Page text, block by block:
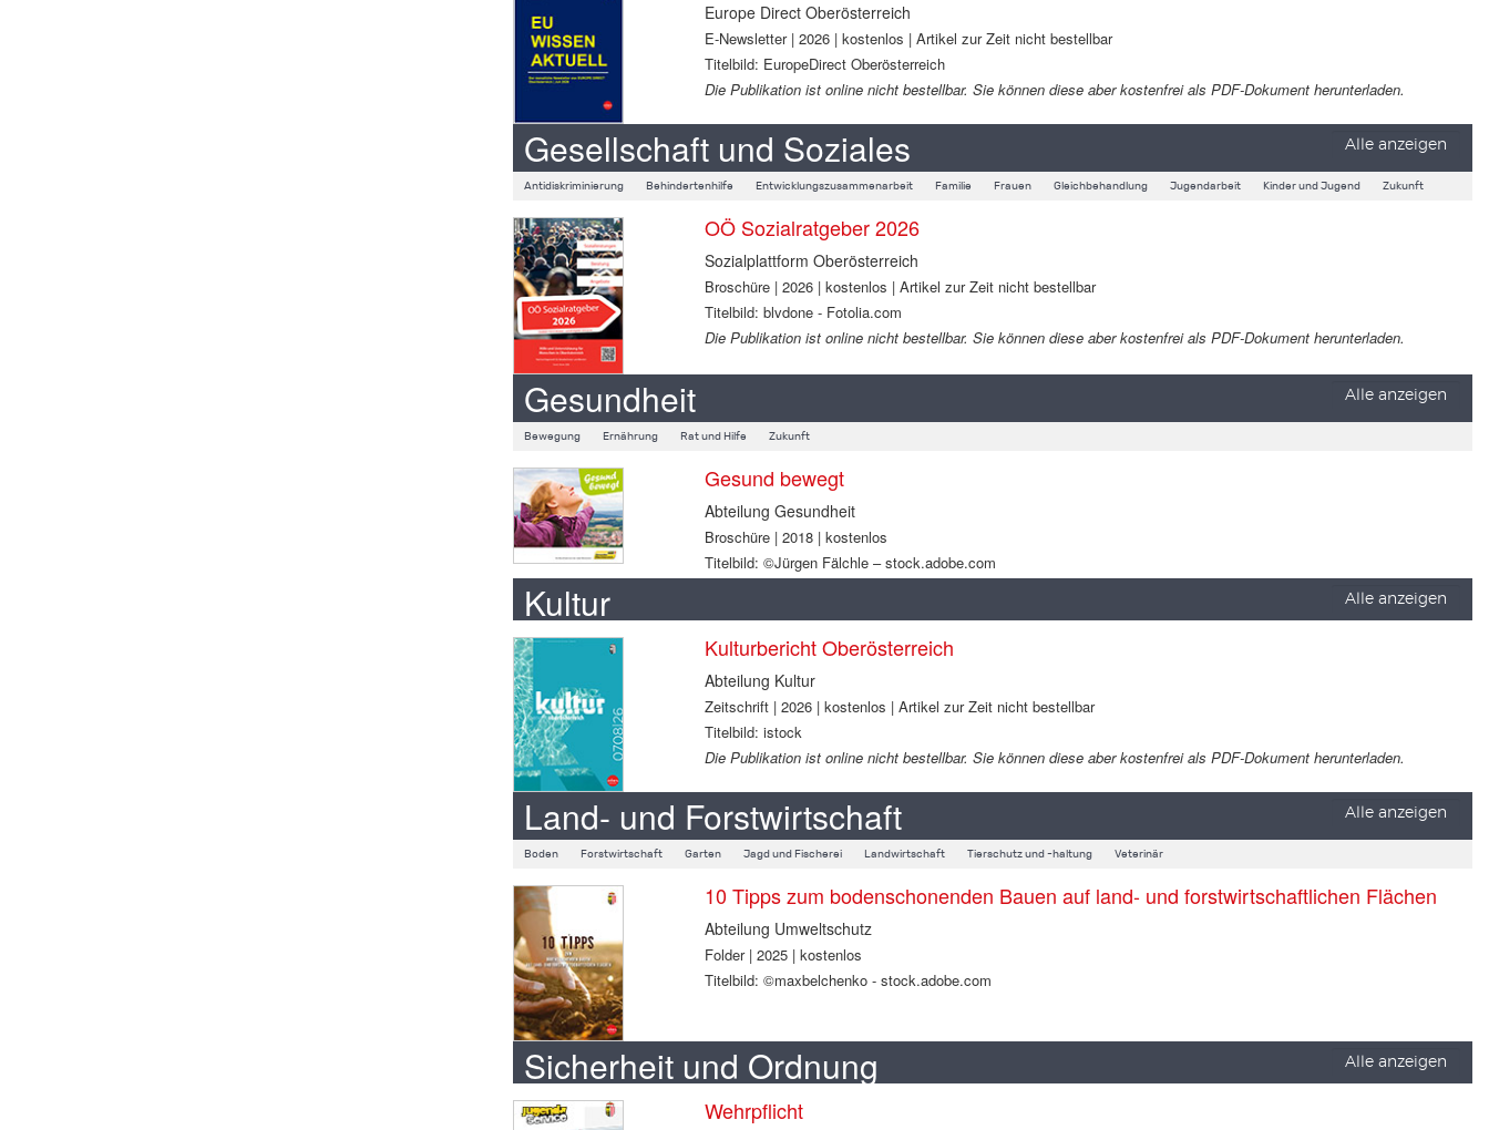
Europe Direct Oberösterreich
E-Newsletter | 2026 | kostenlos | Artikel zur Zeit nicht bestellbar
Titelbild: EuropeDirect Oberösterreich
Die Publikation ist online nicht bestellbar. Sie können diese aber kostenfrei als PDF-Dokument herunterladen.
Gesellschaft und Soziales Alle anzeigen
Antidiskriminierung Behindertenhilfe Entwicklungszusammenarbeit Familie Frauen Gleichbehandlung Jugendarbeit Kinder und Jugend Zukunft
OÖ Sozialratgeber 2026
Sozialplattform Oberösterreich
Broschüre | 2026 | kostenlos | Artikel zur Zeit nicht bestellbar
Titelbild: blvdone - Fotolia.com
Die Publikation ist online nicht bestellbar. Sie können diese aber kostenfrei als PDF-Dokument herunterladen.
Gesundheit Alle anzeigen
Bewegung Ernährung Rat und Hilfe Zukunft
Gesund bewegt
Abteilung Gesundheit
Broschüre | 2018 | kostenlos
Titelbild: ©Jürgen Fälchle – stock.adobe.com
Kultur Alle anzeigen
Kulturbericht Oberösterreich
Abteilung Kultur
Zeitschrift | 2026 | kostenlos | Artikel zur Zeit nicht bestellbar
Titelbild: istock
Die Publikation ist online nicht bestellbar. Sie können diese aber kostenfrei als PDF-Dokument herunterladen.
Land- und Forstwirtschaft Alle anzeigen
Boden Forstwirtschaft Garten Jagd und Fischerei Landwirtschaft Tierschutz und -haltung Veterinär
10 Tipps zum bodenschonenden Bauen auf land- und forstwirtschaftlichen Flächen
Abteilung Umweltschutz
Folder | 2025 | kostenlos
Titelbild: ©maxbelchenko - stock.adobe.com
Sicherheit und Ordnung Alle anzeigen
Wehrpflicht